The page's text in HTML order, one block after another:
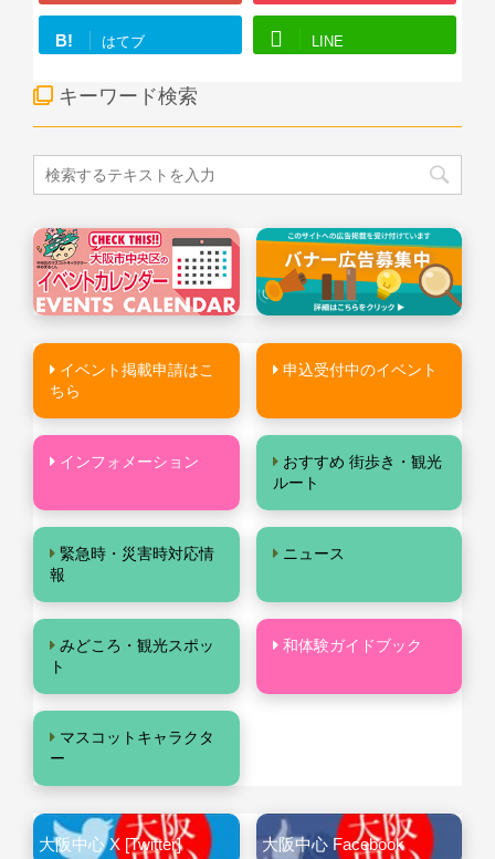
B! はてブ LINE
キーワード検索
イベント掲載申請はこ
ちら
申込受付中のイベント
インフォメーション
おすすめ 街歩き・観光
ルート
緊急時・災害時対応情
報
ニュース
みどころ・観光スポッ
ト
和体験ガイドブック
マスコットキャラクタ
ー
大阪中心 X [Twitter] 大阪中心 Facebook